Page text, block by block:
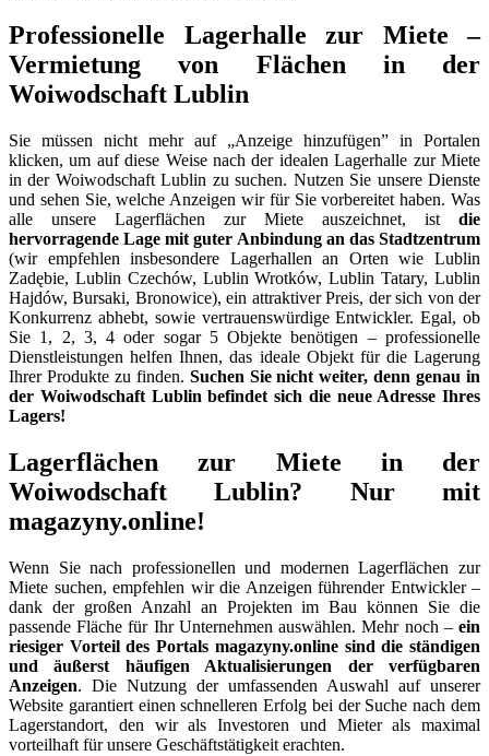
Professionelle Lagerhalle zur Miete –
Vermietung von Flächen in der
Woiwodschaft Lublin
Sie müssen nicht mehr auf „Anzeige hinzufügen” in Portalen
klicken, um auf diese Weise nach der idealen Lagerhalle zur Miete
in der Woiwodschaft Lublin zu suchen. Nutzen Sie unsere Dienste
und sehen Sie, welche Anzeigen wir für Sie vorbereitet haben. Was
alle unsere Lagerflächen zur Miete auszeichnet, ist die
hervorragende Lage mit guter Anbindung an das Stadtzentrum
(wir empfehlen insbesondere Lagerhallen an Orten wie Lublin
Zadębie, Lublin Czechów, Lublin Wrotków, Lublin Tatary, Lublin
Hajdów, Bursaki, Bronowice), ein attraktiver Preis, der sich von der
Konkurrenz abhebt, sowie vertrauenswürdige Entwickler. Egal, ob
Sie 1, 2, 3, 4 oder sogar 5 Objekte benötigen – professionelle
Dienstleistungen helfen Ihnen, das ideale Objekt für die Lagerung
Ihrer Produkte zu finden. Suchen Sie nicht weiter, denn genau in
der Woiwodschaft Lublin befindet sich die neue Adresse Ihres
Lagers!
Lagerflächen zur Miete in der
Woiwodschaft Lublin? Nur mit
magazyny.online!
Wenn Sie nach professionellen und modernen Lagerflächen zur
Miete suchen, empfehlen wir die Anzeigen führender Entwickler –
dank der großen Anzahl an Projekten im Bau können Sie die
passende Fläche für Ihr Unternehmen auswählen. Mehr noch – ein
riesiger Vorteil des Portals magazyny.online sind die ständigen
und äußerst häufigen Aktualisierungen der verfügbaren
Anzeigen. Die Nutzung der umfassenden Auswahl auf unserer
Website garantiert einen schnelleren Erfolg bei der Suche nach dem
Lagerstandort, den wir als Investoren und Mieter als maximal
vorteilhaft für unsere Geschäftstätigkeit erachten.